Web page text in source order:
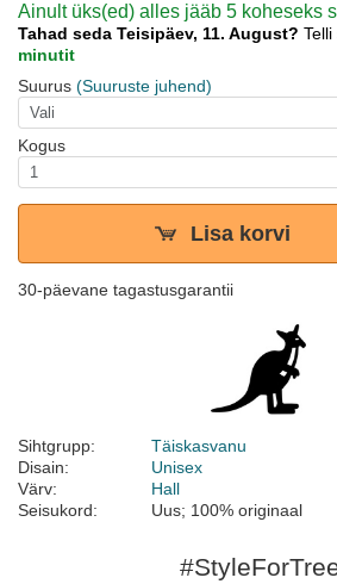
Ainult üks(ed) alles jääb 5 koheseks
Tahad seda Teisipäev, 11. August?
minutit
Suurus (Suuruste juhend)
Kogus
Lisa korvi
30-päevane tagastusgarantii
Sihtgrupp:
Täiskasvanu
Disain:
Unisex
Värv:
Hall
Seisukord:
Uus; 100% originaal